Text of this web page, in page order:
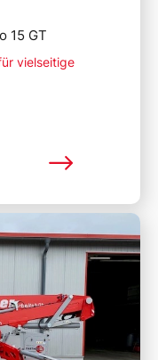
15 GT
vielseitige